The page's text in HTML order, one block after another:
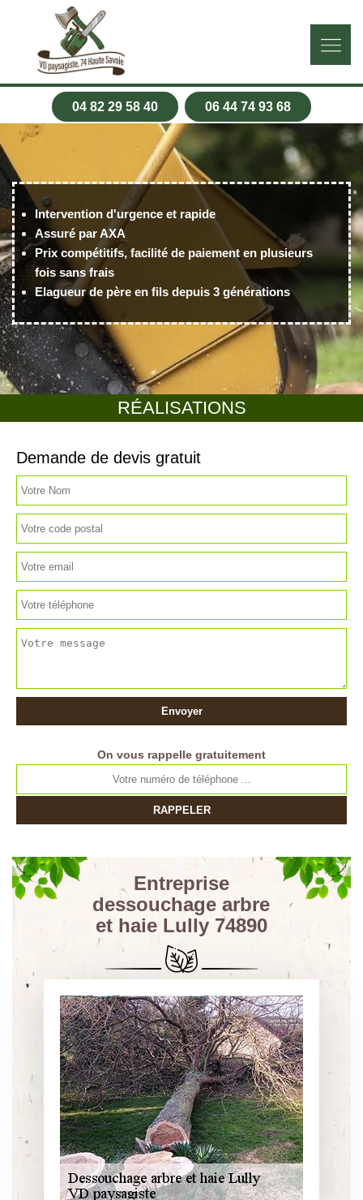
04 82 29 58 40 06 44 74 93 68
RÉALISATIONS
Intervention d'urgence et rapide
Assuré par AXA
Prix compétitifs, facilité de paiement en plusieurs
fois sans frais
Elagueur de père en fils depuis 3 générations
Demande de devis gratuit
On vous rappelle gratuitement
Entreprise
dessouchage arbre
et haie Lully 74890